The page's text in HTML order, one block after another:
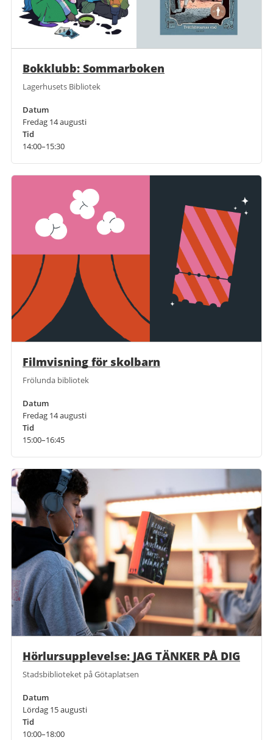
Bokklubb: Sommarboken
Lagerhusets Bibliotek
Datum
Fredag 14 augusti
Tid
14:00–15:30
Filmvisning för skolbarn
Frölunda bibliotek
Datum
Fredag 14 augusti
Tid
15:00–16:45
Hörlursupplevelse: JAG TÄNKER PÅ DIG
Stadsbiblioteket på Götaplatsen
Datum
Lördag 15 augusti
Tid
10:00–18:00